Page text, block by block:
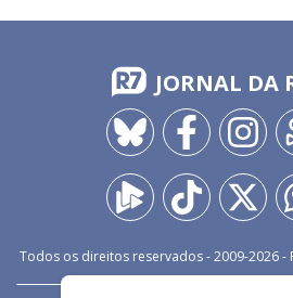
JORNAL DA
Todos os direitos reservados - 2009-2026-